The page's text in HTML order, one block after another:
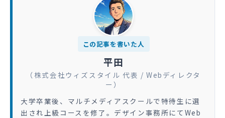
この記事を書いた人
平田
（株式会社ウィズスタイル 代表 / Webディレクタ
ー）
大学卒業後、マルチメディアスクールで特待生に選
出され上級コースを修了。デザイン事務所にてWeb